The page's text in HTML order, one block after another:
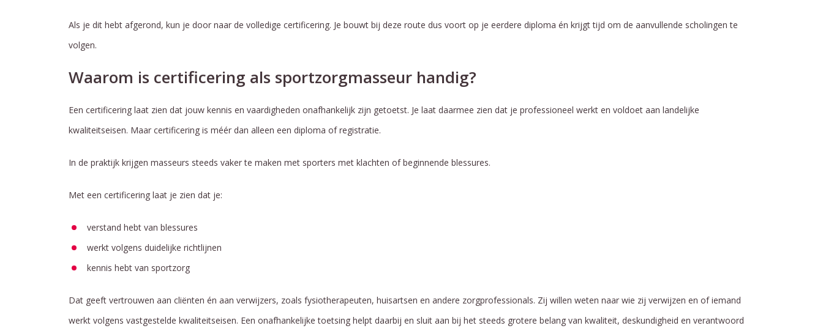
Als je dit hebt afgerond, kun je door naar de volledige certificering. Je bouwt bij deze route dus voort op je eerdere diploma én krijgt tijd om de aanvullende scholingen te
volgen.
Waarom is certificering als sportzorgmasseur handig?
Een certificering laat zien dat jouw kennis en vaardigheden onafhankelijk zijn getoetst. Je laat daarmee zien dat je professioneel werkt en voldoet aan landelijke
kwaliteitseisen. Maar certificering is méér dan alleen een diploma of registratie.
In de praktijk krijgen masseurs steeds vaker te maken met sporters met klachten of beginnende blessures.
Met een certificering laat je zien dat je:
verstand hebt van blessures
werkt volgens duidelijke richtlijnen
kennis hebt van sportzorg
Dat geeft vertrouwen aan cliënten én aan verwijzers, zoals fysiotherapeuten, huisartsen en andere zorgprofessionals. Zij willen weten naar wie zij verwijzen en of iemand
werkt volgens vastgestelde kwaliteitseisen. Een onafhankelijke toetsing helpt daarbij en sluit aan bij het steeds grotere belang van kwaliteit, deskundigheid en verantwoord